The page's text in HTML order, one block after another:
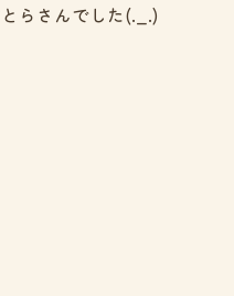
らさんでした(._.)